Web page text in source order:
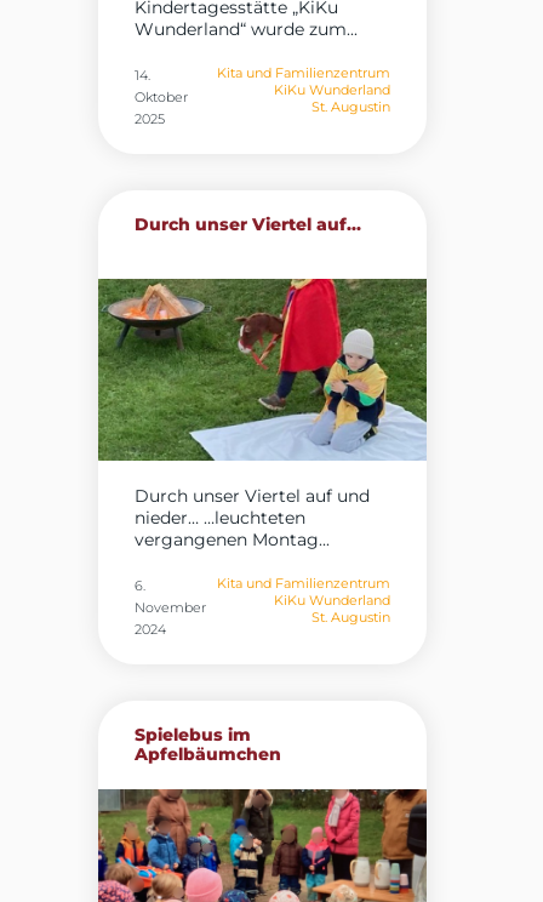
Kindertagesstätte „KiKu
Wunderland“ wurde zum...
14.
Oktober
2025
Kita und Familienzentrum
KiKu Wunderland
St. Augustin
Durch unser Viertel auf...
Durch unser Viertel auf und
nieder… …leuchteten
vergangenen Montag...
6.
November
2024
Kita und Familienzentrum
KiKu Wunderland
St. Augustin
Spielebus im
Apfelbäumchen